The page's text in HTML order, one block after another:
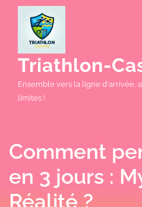
Triathlon-
Ensemble vers la ligne d'arrivée,
limites !
Comment
en 3 jours :
Réalité ?